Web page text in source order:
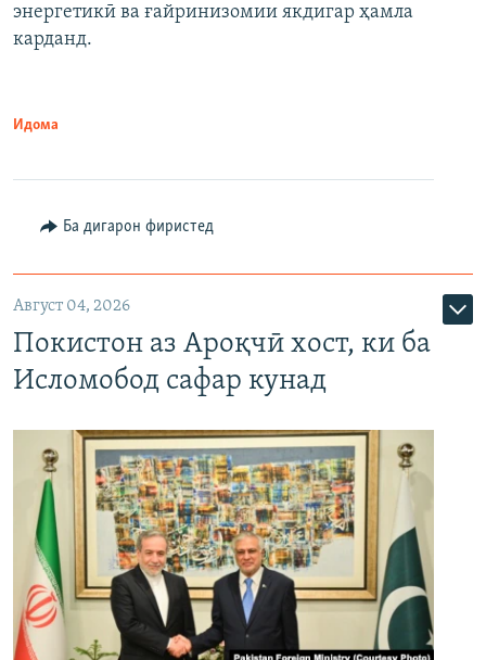
энергетикӣ ва ғайринизомии якдигар ҳамла
карданд.
Идома
Ба дигарон фиристед
Август 04, 2026
Покистон аз Ароқчӣ хост, ки ба
Исломобод сафар кунад